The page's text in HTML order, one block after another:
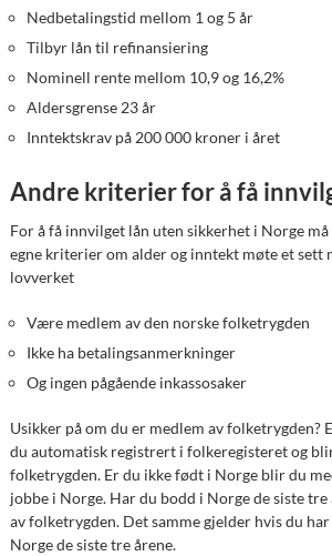
Nedbetalingstid mellom 1 og 5 år
Tilbyr lån til refinansiering
Nominell rente mellom 10,9 og 16,2%
Aldersgrense 23 år
Inntektskrav på 200 000 kroner i året
Andre kriterier for å få
For å få innvilget lån uten sikkerhet i Norge
egne kriterier om alder og inntekt møte et sett
lovverket
Være medlem av den norske folketrygden
Ikke ha betalingsanmerkninger
Og ingen pågående inkassosaker
Usikker på om du er medlem av folketrygden?
du automatisk registrert i folkeregisteret og
folketrygden. Er du ikke født i Norge blir du
jobbe i Norge. Har du bodd i Norge de siste
av folketrygden. Det samme gjelder hvis du
Norge de siste tre årene.